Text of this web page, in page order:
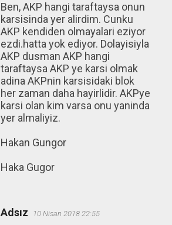
Ben, AKP hangi taraftaysa onun
karsisinda yer alirdim. Cunku
AKP kendiden olmayalari eziyor
ezdi.hatta yok ediyor. Dolayisiyla
AKP dusman AKP hangi
taraftaysa AKP ye karsi olmak
adina AKPnin karsisidaki blok
her zaman daha hayirlidir. AKPye
karsi olan kim varsa onu yaninda
yer almaliyiz.
Hakan Gungor
Haka Gugor
Adsız 10 Nisan 2018 22:55